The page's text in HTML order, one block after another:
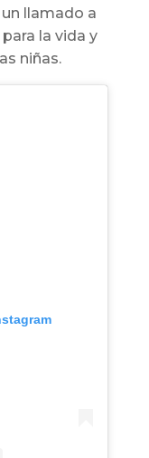
llamado a
la vida y
niñas.